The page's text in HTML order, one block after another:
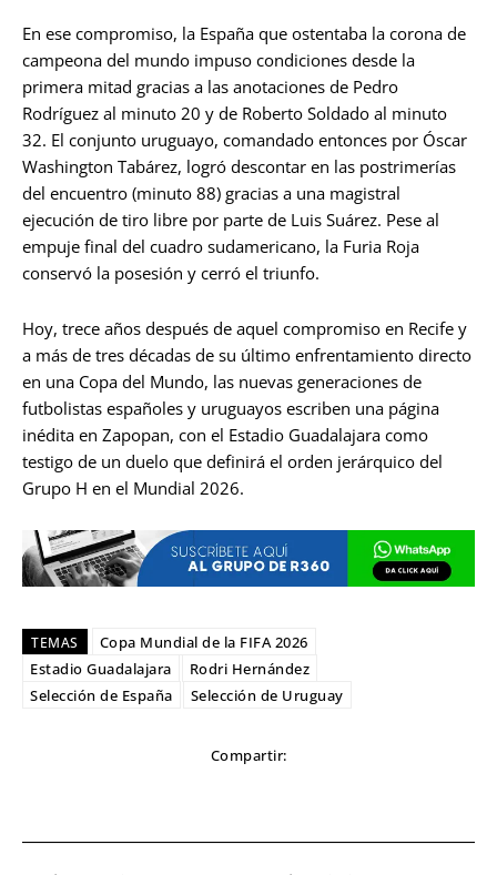
En ese compromiso, la España que ostentaba la corona de
campeona del mundo impuso condiciones desde la
primera mitad gracias a las anotaciones de Pedro
Rodríguez al minuto 20 y de Roberto Soldado al minuto
32. El conjunto uruguayo, comandado entonces por Óscar
Washington Tabárez, logró descontar en las postrimerías
del encuentro (minuto 88) gracias a una magistral
ejecución de tiro libre por parte de Luis Suárez. Pese al
empuje final del cuadro sudamericano, la Furia Roja
conservó la posesión y cerró el triunfo.
Hoy, trece años después de aquel compromiso en Recife y
a más de tres décadas de su último enfrentamiento directo
en una Copa del Mundo, las nuevas generaciones de
futbolistas españoles y uruguayos escriben una página
inédita en Zapopan, con el Estadio Guadalajara como
testigo de un duelo que definirá el orden jerárquico del
Grupo H en el Mundial 2026.
TEMAS
Copa Mundial de la FIFA 2026
Estadio Guadalajara
Rodri Hernández
Selección de España
Selección de Uruguay
Compartir: